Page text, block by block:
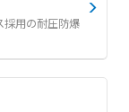
採用の耐圧防爆